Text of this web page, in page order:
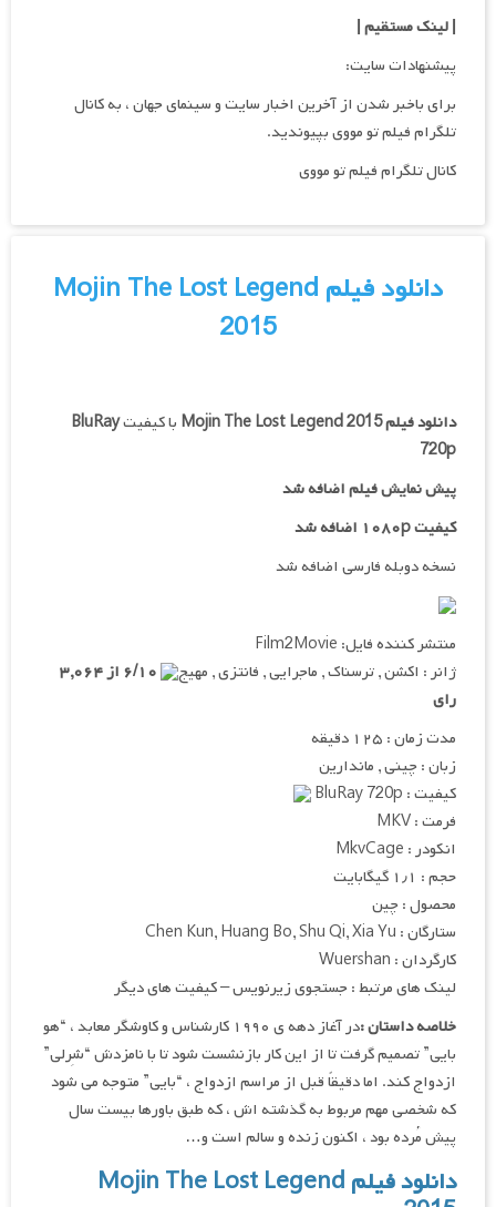
| لینک مستقیم |
پیشنهادات سایت:
برای باخبر شدن از آخرین اخبار سایت و سینمای جهان ، به کانال
تلگرام فیلم تو مووی بپیوندید.
کانال تلگرام فیلم تو مووی
دانلود فیلم Mojin The Lost Legend
2015
دانلود فیلمMojin The Lost Legend 2015 با کیفیتBluRay
720p
پیش نمایش فیلم اضافه شد
کیفیت ۱۰۸۰p اضافه شد
نسخه دوبله فارسی اضافه شد
منتشر کننده فایل: Film2Movie
ژانر : اکشن , ترسناک , ماجرایی , فانتزی , مهیج
۶/۱۰ از ۳,۰۶۴
رای
مدت زمان : ۱۲۵ دقیقه
زبان : چینی , ماندارین
کیفیت : BluRay 720p
فرمت : MKV
انکودر : MkvCage
حجم : ۱٫۱ گیگابایت
محصول : چین
ستارگان : Chen Kun, Huang Bo, Shu Qi, Xia Yu
کارگردان : Wuershan
لینک های مرتبط : جستجوی زیرنویس – کیفیت های دیگر
خلاصه داستان :
در آغاز دهه ی ۱۹۹۰ کارشناس و کاوشگر معابد ، “هو
بایی” تصمیم گرفت تا از این کار بازنشست شود تا با نامزدش “شِرلی”
ازدواج کند. اما دقیقاً قبل از مراسم ازدواج ، “بایی” متوجه می شود
که شخصی مهم مربوط به گذشته اش ، که طبق باورها بیست سال
پیش مُرده بود ، اکنون زنده و سالم است و…
دانلود فیلم Mojin The Lost Legend